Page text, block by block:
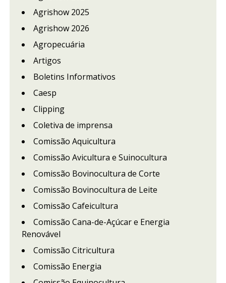
Agrishow 2025
Agrishow 2026
Agropecuária
Artigos
Boletins Informativos
Caesp
Clipping
Coletiva de imprensa
Comissão Aquicultura
Comissão Avicultura e Suinocultura
Comissão Bovinocultura de Corte
Comissão Bovinocultura de Leite
Comissão Cafeicultura
Comissão Cana-de-Açúcar e Energia
Renovável
Comissão Citricultura
Comissão Energia